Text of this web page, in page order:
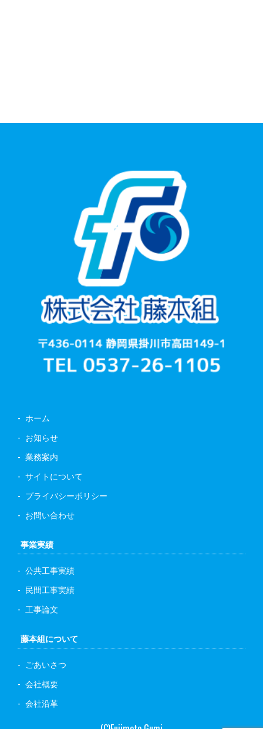
ホーム
お知らせ
業務案内
サイトについて
プライバシーポリシー
お問い合わせ
事業実績
公共工事実績
民間工事実績
工事論文
藤本組について
ごあいさつ
会社概要
会社沿革